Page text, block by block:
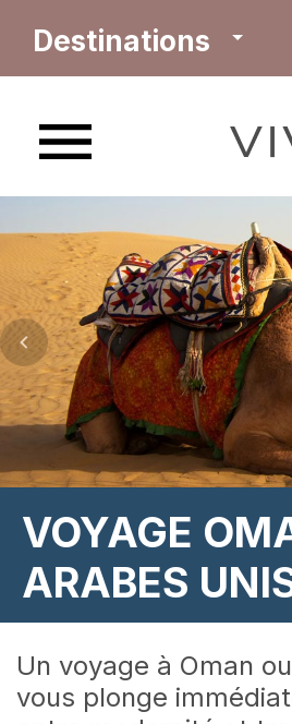
VOYAGE
ARABES
Un voyage à Oman
vous plonge
Destinations